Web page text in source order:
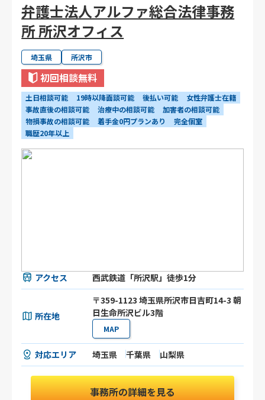
弁護士法人アルファ総合法律事務
所 所沢オフィス
埼玉県 所沢市
初回相談無料
土日相談可能 19時以降面談可能 後払い可能
女性弁護士在籍
事故直後の相談可能
治療中の相談可能
加害者の相談可能
物損事故の相談可能
着手金0円プランあり
完全個室
職歴20年以上
アクセス 西武鉄道「所沢駅」徒歩1分
所在地
〒359-1123 埼玉県所沢市日吉町14-3 朝
日生命所沢ビル3階
MAP
対応エリア 埼玉県 千葉県 山梨県
事務所の詳細を見る